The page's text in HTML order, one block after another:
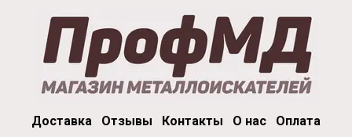
Доставка Отзывы Контакты О нас
Оплата